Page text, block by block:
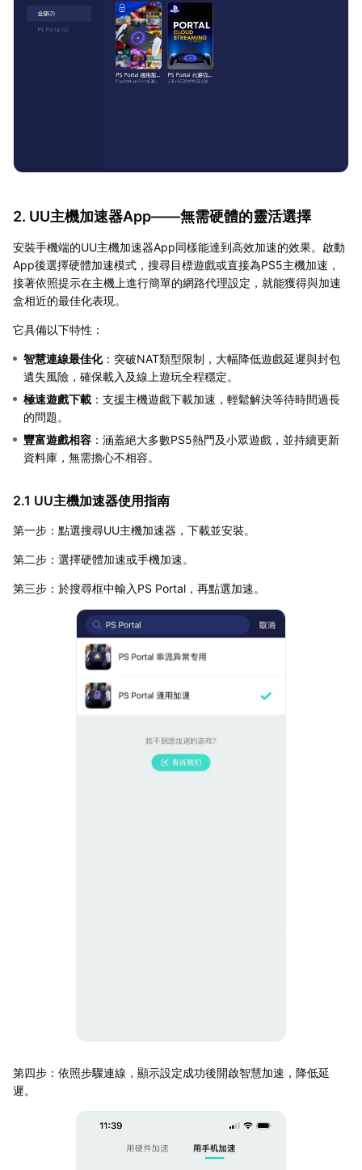
2. UU主機加速器App——無需硬體的靈活選擇
安裝手機端的UU主機加速器App同樣能達到高效加速的效果。啟動
App後選擇硬體加速模式，搜尋目標遊戲或直接為PS5主機加速，
接著依照提示在主機上進行簡單的網路代理設定，就能獲得與加速
盒相近的最佳化表現。
它具備以下特性：
智慧連線最佳化：突破NAT類型限制，大幅降低遊戲延遲與封包
遺失風險，確保載入及線上遊玩全程穩定。
極速遊戲下載 ：支援主機遊戲下載加速，輕鬆解決等待時間過長
的問題。
豐富遊戲相容 ：涵蓋絕大多數PS5熱門及小眾遊戲，並持續更新
資料庫，無需擔心不相容。
2.1 UU主機加速器使用指南
第一步：點選搜尋UU主機加速器，下載並安裝。
第二步：選擇硬體加速或手機加速。
第三步：於搜尋框中輸入PS Portal，再點選加速。
第四步：依照步驟連線，顯示設定成功後開啟智慧加速，降低延
遲。